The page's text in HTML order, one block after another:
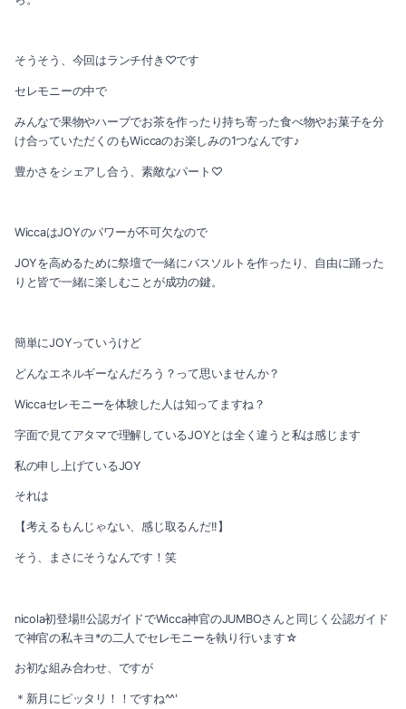
2020-06（2）
2020-05（1）
2020-01（1）
2019-11（1）
2019-10（2）
2019-06（1）
2019-04（4）
2019-02（2）
2021-01（2）
2020-09（2）
2020-08（3）
2020-05（1）
2020-03（3）
2020-01（1）
2019-12（3）
そうそう、今回はランチ付き♡です
セレモニーの中で
みんなで果物やハーブでお茶を作ったり持ち寄った食べ物やお菓子を分
け合っていただくのもWiccaのお楽しみの1つなんです♪
豊かさをシェアし合う、素敵なパート♡
WiccaはJOYのパワーが不可欠なので
JOYを高めるために祭壇で一緒にバスソルトを作ったり、自由に踊った
りと皆で一緒に楽しむことが成功の鍵。
簡単にJOYっていうけど
どんなエネルギーなんだろう？って思いませんか？
Wiccaセレモニーを体験した人は知ってますね？
字面で見てアタマで理解しているJOYとは全く違うと私は感じます
私の申し上げているJOY
それは
【考えるもんじゃない、感じ取るんだ!!】
そう、まさにそうなんです！笑
nicola初登場!!公認ガイドでWicca神官のJUMBOさんと同じく公認ガイド
で神官の私キヨ*の二人でセレモニーを執り行います☆
お初な組み合わせ、ですが
＊新月にピッタリ！！ですね^^'